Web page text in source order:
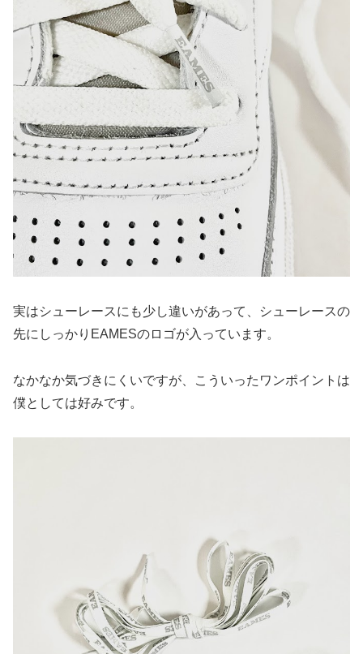
実はシューレースにも少し違いがあって、シューレースの
先にしっかりEAMESのロゴが入っています。
なかなか気づきにくいですが、こういったワンポイントは
僕としては好みです。